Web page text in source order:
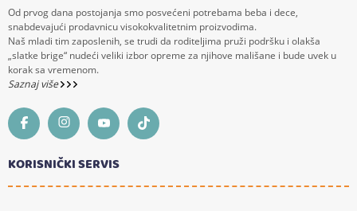
Od prvog dana postojanja smo posvećeni potrebama beba i dece,
snabdevajući prodavnicu visokokvalitetnim proizvodima.
Naš mladi tim zaposlenih, se trudi da roditeljima pruži podršku i olakša
„slatke brige“ nudeći veliki izbor opreme za njihove mališane i bude uvek u
korak sa vremenom.
Saznaj više
KORISNIČKI SERVIS